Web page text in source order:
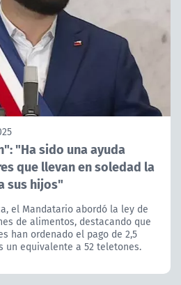
"Ha sido una ayuda
que llevan en soledad la
sus hijos"
el Mandatario abordó la ley de
de alimentos, destacando que
han ordenado el pago de 2,5
un equivalente a 52 teletones.